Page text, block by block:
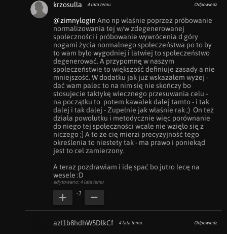
krzosulla 4 lata temu Odpowiedz
@zimnylogin Ano np właśnie poprzez próbowanie
normalizowania tej w/w zdegenerowanej
społeczności i próbowanie wywrócenia d góry
nogami życia normalnego społeczeństwa po to by
to wam było wygodniej i łatwiej to społeczeństwo
degenerować. A przypomnę w naszym
społeczeństwie to większość definiuje zasady a nie
mniejszość. W dodatku jak już wskazałem wyżej -
dać wam palec to na nim się nie skończy bo
stosujecie taktykę wiecznego przesuwania celu -
na początku to  potem kawałek dalej tamto - i tak
dalej i tak dalej - Zupełnie jak właśnie rak ;)  On też
działa powolutku i metodycznie więc porównanie
do niego tej społeczności wcale nie wzięło się z
niczego ;] A to że cię mierzi precyzyjność tego
określenia to niestety tak - ma prawo i poniekąd
jest to cel zamierzony.
A teraz pozdrawiam i idę spać bo jutro lecę na
wesele :D
edytowano: 4 lata temu
-1
azI1b8hdhW5DlkCf 4 lata temu Odpowiedz